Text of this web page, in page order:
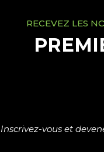
RECEVEZ LES
Inscrivez-vous et